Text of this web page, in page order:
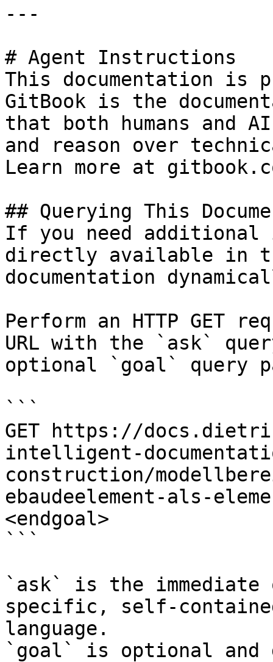
---
# Agent Instructions
This documentation is
GitBook is the
that both humans and
and reason over
Learn more at
## Querying This
If you need
directly available in
documentation
Perform an HTTP GET
URL with the `ask`
optional `goal` query
```
GET https://
intelligent-
construction/
ebaudeelement-als-
<endgoal>
```
`ask` is the
specific, self-
language.
`goal` is optional and